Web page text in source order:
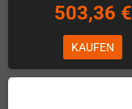
503,36 €
KAUFEN